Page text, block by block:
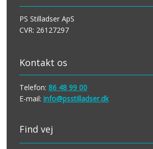
​PS Stilladser ApS
CVR: 26127297
Kontakt os
Telefon: 86 48 99 00
E-mail: info@psstilladser.dk
Find vej